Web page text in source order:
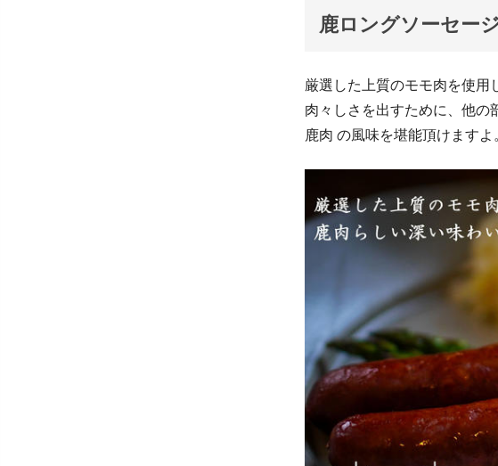
鹿ロングソーセー
厳選した上質のモモ肉を使用
肉々しさを出すために、他の
鹿肉 の風味を堪能頂けます